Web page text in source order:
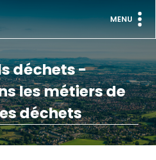
MENU
déchets -
les métiers de
déchets